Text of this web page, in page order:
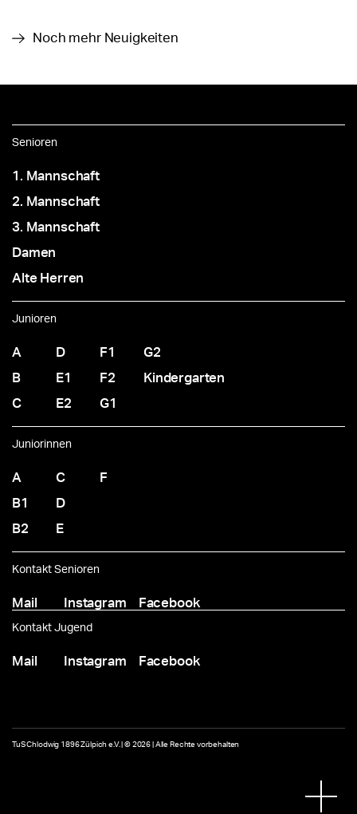
Noch mehr Neuigkeiten
Senioren
1. Mannschaft
2. Mannschaft
3. Mannschaft
Damen
Alte Herren
Junioren
A
B
C
D
E1
E2
F1
F2
G1
G2
Kindergarten
Juniorinnen
A
B1
B2
C
D
E
F
Kontakt Senioren
Mail Instagram Facebook
Kontakt Jugend
Mail Instagram Facebook
TuS Chlodwig 1896 Zülpich e.V. | © 2026 | Alle Rechte vorbehalten